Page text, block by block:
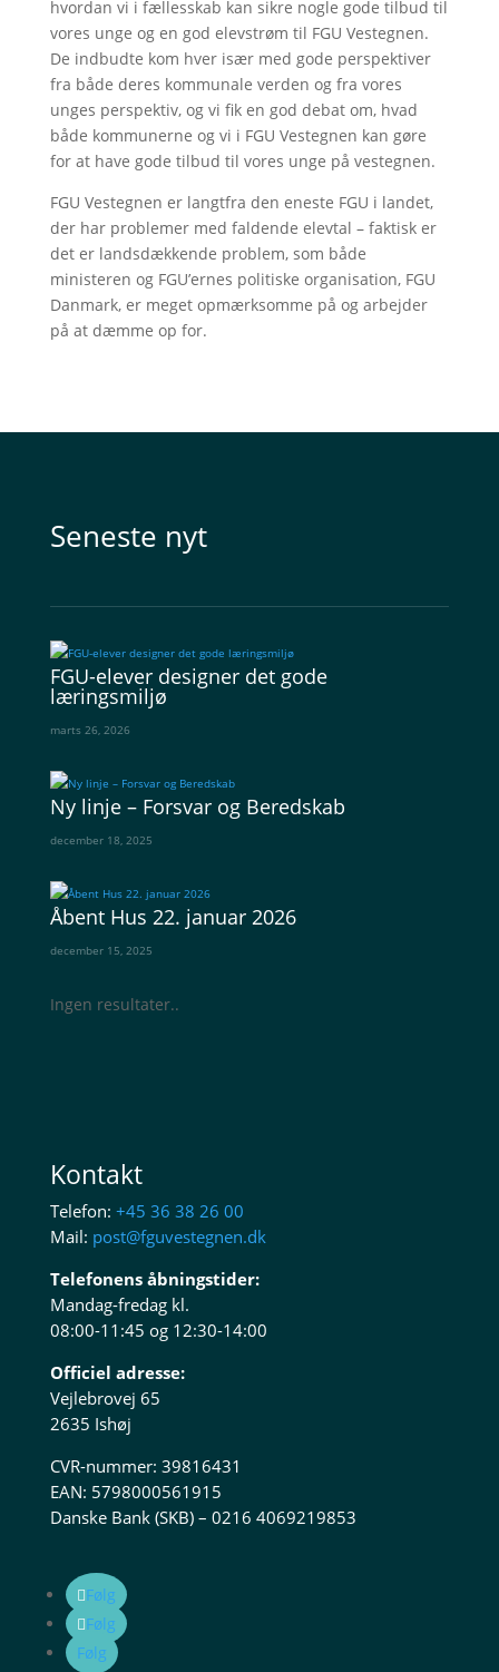
hvordan vi i fællesskab kan sikre nogle gode tilbud til
vores unge og en god elevstrøm til FGU Vestegnen.
De indbudte kom hver især med gode perspektiver
fra både deres kommunale verden og fra vores
unges perspektiv, og vi fik en god debat om, hvad
både kommunerne og vi i FGU Vestegnen kan gøre
for at have gode tilbud til vores unge på vestegnen.
FGU Vestegnen er langtfra den eneste FGU i landet,
der har problemer med faldende elevtal – faktisk er
det er landsdækkende problem, som både
ministeren og FGU’ernes politiske organisation, FGU
Danmark, er meget opmærksomme på og arbejder
på at dæmme op for.
Seneste nyt
FGU-elever designer det gode
læringsmiljø
marts 26, 2026
Ny linje – Forsvar og Beredskab
december 18, 2025
Åbent Hus 22. januar 2026
december 15, 2025
Ingen resultater..
Kontakt
Telefon: +45 36 38 26 00
Mail: post@fguvestegnen.dk
Telefonens åbningstider:
Mandag-fredag kl.
08:00-11:45 og 12:30-14:00
Officiel adresse:
Vejlebrovej 65
2635 Ishøj
CVR-nummer: 39816431
EAN: 5798000561915
Danske Bank (SKB) – 0216 4069219853
Følg
Følg
Følg